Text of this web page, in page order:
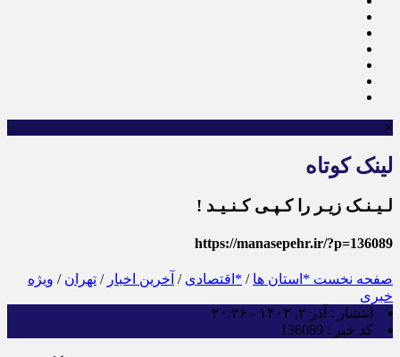
×
لینک کوتاه
لـیـنـک زیـر را کـپـی کـنـیـد !
https://manasepehr.ir/?p=136089
صفحه نخست *استان ها / *اقتصادی / آخرین اخبار / تهران / ویژه
خبری
انتشار : آذر ۲, ۱۴۰۳ - ۲۰:۲۶
کد خبر : 136089